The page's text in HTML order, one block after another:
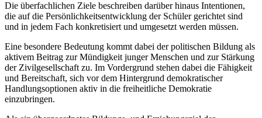
Die überfachlichen Ziele beschreiben darüber hinaus Intentionen,
die auf die Persönlichkeitsentwicklung der Schüler gerichtet sind
und in jedem Fach konkretisiert und umgesetzt werden müssen.
Eine besondere Bedeutung kommt dabei der politischen Bildung als
aktivem Beitrag zur Mündigkeit junger Menschen und zur Stärkung
der Zivilgesellschaft zu. Im Vordergrund stehen dabei die Fähigkeit
und Bereitschaft, sich vor dem Hintergrund demokratischer
Handlungsoptionen aktiv in die freiheitliche Demokratie
einzubringen.